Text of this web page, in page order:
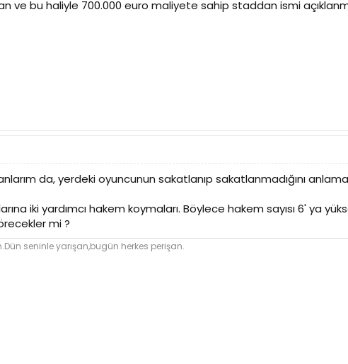
ve bu haliyle 700.000 euro maliyete sahip staddan ismi
da, yerdeki oyuncunun sakatlanıp sakatlanmadığını anlamak
iki yardımcı hakem koymaları. Böylece hakem sayısı 6' ya
mi ?
seninle yarışan,bugün herkes perişan.